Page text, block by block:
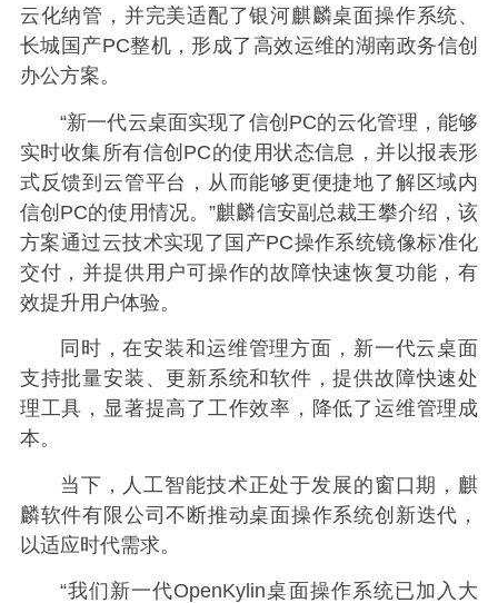
云化纳管，并完美适配了银河麒麟桌面操作系统、
长城国产PC整机，形成了高效运维的湖南政务信创
办公方案。
“新一代云桌面实现了信创PC的云化管理，能够
实时收集所有信创PC的使用状态信息，并以报表形
式反馈到云管平台，从而能够更便捷地了解区域内
信创PC的使用情况。”麒麟信安副总裁王攀介绍，该
方案通过云技术实现了国产PC操作系统镜像标准化
交付，并提供用户可操作的故障快速恢复功能，有
效提升用户体验。
同时，在安装和运维管理方面，新一代云桌面
支持批量安装、更新系统和软件，提供故障快速处
理工具，显著提高了工作效率，降低了运维管理成
本。
当下，人工智能技术正处于发展的窗口期，麒
麟软件有限公司不断推动桌面操作系统创新迭代，
以适应时代需求。
“我们新一代OpenKylin桌面操作系统已加入大